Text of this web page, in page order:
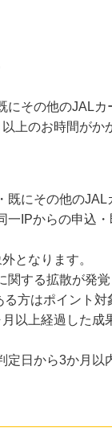
その他のJALカ
上のお時間がか
にその他のJAL
IPからの申込
となります。
する拡散が発覚
方はポイント対
以上経過した
日から3か月以